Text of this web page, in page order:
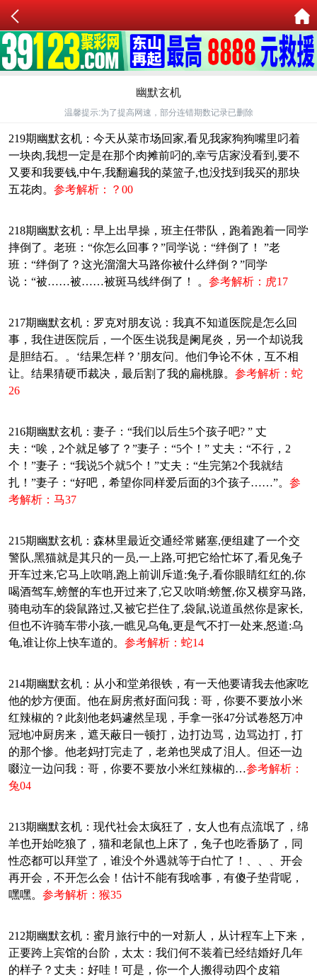
幽默玄机
温馨提示:为了提高网速，部分连错期数记录已删除
219期幽默玄机：今天从菜市场回家,看见我家狗狗嘴里叼着
一块肉,我想一定是在那个肉摊前叼的,幸亏店家没看到,要不
又要和我要钱,中午,我翻遍我的菜篮子,也没找到我买的那块
五花肉。 参考解析：？00
218期幽默玄机：早上出早操，班主任带队，跑着跑着一同学
摔倒了。老班：“你怎么回事？”同学说：“绊倒了！ ”老
班：“绊倒了？这光溜溜大马路你被什么绊倒？”同学
说：“被……被……被斑马线绊倒了！ 。 参考解析：虎17
217期幽默玄机：罗克对朋友说：我真不知道医院是怎么回
事，我住进医院后，一个医生说我是阑尾炎，另一个却说我
是胆结石。。‘结果怎样？’朋友问。他们争论不休，互不相
让。结果猜硬币裁决，最后割了我的扁桃腺。 参考解析：蛇
26
216期幽默玄机：妻子：“我们以后生5个孩子吧? ” 丈
夫：“唉，2个就足够了？”妻子：“5个！” 丈夫：“不行，2
个！”妻子：“我说5个就5个！”丈夫：“生完第2个我就结
扎！”妻子：“好吧，希望你同样爱后面的3个孩子……”。 参
考解析：马37
215期幽默玄机：森林里最近交通经常赌塞,便组建了一个交
警队,黑猫就是其只的一员,一上路,可把它给忙坏了,看见兔子
开车过来,它马上吹哨,跑上前训斥道:兔子,看你眼睛红红的,你
喝酒驾车,螃蟹的车也开过来了,它又吹哨:螃蟹,你又横穿马路,
骑电动车的袋鼠路过,又被它拦住了,袋鼠,说道虽然你是家长,
但也不许骑车带小孩,一瞧见乌龟,更是气不打一处来,怒道:乌
龟,谁让你上快车道的。 参考解析：蛇14
214期幽默玄机：从小和堂弟很铁，有一天他要请我去他家吃
他的炒方便面。他在厨房煮好面问我：哥，你要不要放小米
红辣椒的？此刻他老妈遽然呈现，手拿一张47分试卷怒万冲
冠地冲厨房来，遮天蔽日一顿打，边打边骂，边骂边打，打
的那个惨。他老妈打完走了，老弟也哭成了泪人。但还一边
啜泣一边问我：哥，你要不要放小米红辣椒的…参考解析：
兔04
213期幽默玄机：现代社会太疯狂了，女人也有点流氓了，绵
羊也开始吃狼了，猫和老鼠也上床了，兔子也吃香肠了，同
性恋都可以拜堂了，谁没个外遇就等于白忙了！、、、开会
再开会，不开怎么会！估计不能有我啥事，有傻子垫背呢，
嘿嘿。 参考解析：猴35
212期幽默玄机：蜜月旅行中的一对新人，从计程车上下来，
正要跨上宾馆的台阶，太太：我们何不装着已经结婚好几年
的样子？丈夫：好哇！可是，你一个人搬得动四个皮箱